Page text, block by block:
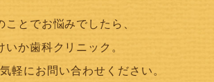
ことでお悩みでしたら、
いか歯科クリニック。
軽にお問い合わせください。